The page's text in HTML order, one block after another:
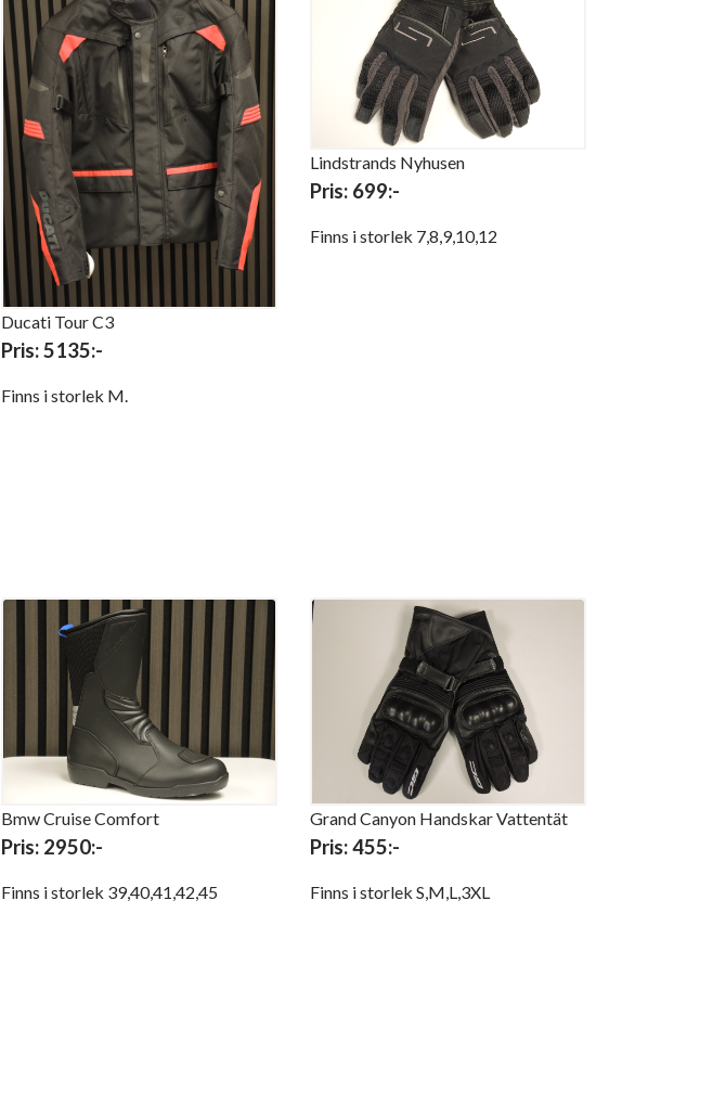
Ducati Tour C3
Pris: 5135:-
Finns i storlek M.
Lindstrands Nyhusen
Pris: 699:-
Finns i storlek 7,8,9,10,12
Bmw Cruise Comfort
Pris: 2950:-
Finns i storlek 39,40,41,42,45
Grand Canyon Handskar Vattentät
Pris: 455:-
Finns i storlek S,M,L,3XL